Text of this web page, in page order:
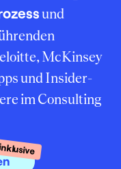
und
McKinsey
und Insider-
im Consulting